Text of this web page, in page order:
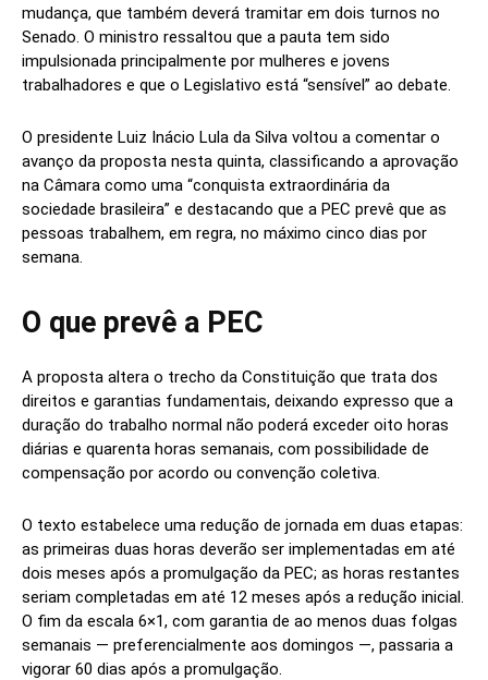
mudança, que também deverá tramitar em dois turnos no
Senado. O ministro ressaltou que a pauta tem sido
impulsionada principalmente por mulheres e jovens
trabalhadores e que o Legislativo está “sensível” ao debate.
O presidente Luiz Inácio Lula da Silva voltou a comentar o
avanço da proposta nesta quinta, classificando a aprovação
na Câmara como uma “conquista extraordinária da
sociedade brasileira” e destacando que a PEC prevê que as
pessoas trabalhem, em regra, no máximo cinco dias por
semana.
O que prevê a PEC
A proposta altera o trecho da Constituição que trata dos
direitos e garantias fundamentais, deixando expresso que a
duração do trabalho normal não poderá exceder oito horas
diárias e quarenta horas semanais, com possibilidade de
compensação por acordo ou convenção coletiva.
O texto estabelece uma redução de jornada em duas etapas:
as primeiras duas horas deverão ser implementadas em até
dois meses após a promulgação da PEC; as horas restantes
seriam completadas em até 12 meses após a redução inicial.
O fim da escala 6×1, com garantia de ao menos duas folgas
semanais — preferencialmente aos domingos —, passaria a
vigorar 60 dias após a promulgação.